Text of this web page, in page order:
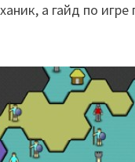
а гайд по игре